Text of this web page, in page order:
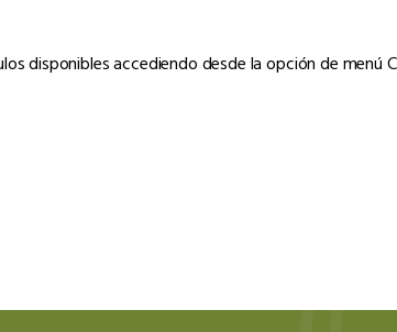
disponibles accediendo desde la opción de menú